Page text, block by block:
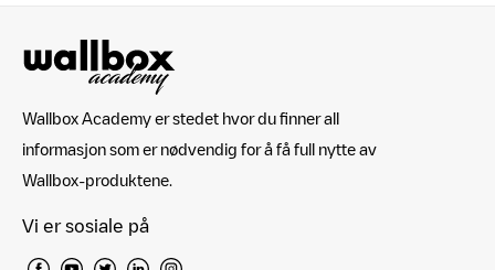
Wallbox Academy er stedet hvor du finner all
informasjon som er nødvendig for å få full nytte av
Wallbox-produktene.
Vi er sosiale på